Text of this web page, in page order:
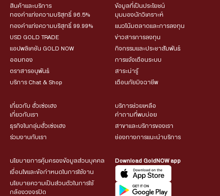
สินค้าและบริการ
ทองคำแท่งความบริสุทธิ์ 96.5%
ทองคำแท่งความบริสุทธิ์ 99.99%
USD GOLD TRADE
แอปพลิเคชัน GOLD NOW
ออมทอง
ตราสารอนุพันธ์
บริการ Chat & Shop
ข้อมูลที่เป็นประโยชน์
มุมมองนักวิเคราะห์
แนวโน้มตลาดและการลงทุน
ข่าวสารการลงทุน
กิจกรรมและประชาสัมพันธ์
การแจ้งเตือนระบบ
สาระน่ารู้
เตือนภัยมิจฉาชีพ
เกี่ยวกับ ฮั่วเซ่งเฮง
เกี่ยวกับเรา
ธุรกิจในกลุ่มฮั่วเซ่งเฮง
ร่วมงานกับเรา
บริการช่วยเหลือ
คำถามที่พบบ่อย
สาขาและบริการของเรา
ช่องทางการแนะนำบริการ
นโยบายการคุ้มครองข้อมูลส่วนบุคคล
เงื่อนไขและข้อกำหนดในการใช้งาน
นโยบายความเป็นส่วนตัวในการใช้
กล้องวงจรปิด
Download GoldNOW app